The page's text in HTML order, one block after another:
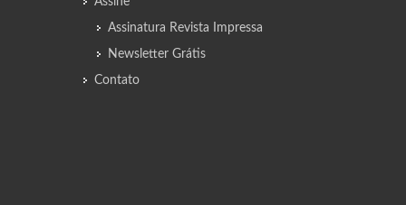
Assinatura Revista Impressa
Newsletter Grátis
Contato